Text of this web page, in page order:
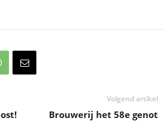
Volgend artikel
Brouwerij het 58e genot